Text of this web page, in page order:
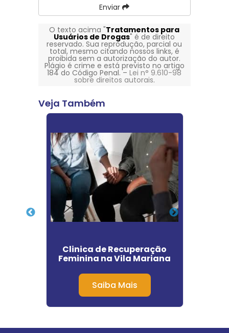
Enviar
O texto acima "Tratamentos para
Usuários de Drogas" é de direito
reservado. Sua reprodução, parcial ou
total, mesmo citando nossos links, é
proibida sem a autorização do autor.
Plágio é crime e está previsto no artigo
184 do Código Penal. –Lei n° 9.610-98
sobre direitos autorais.
Veja Também
Clinica de Recuperação
Feminina na Vila Mariana
Saiba Mais